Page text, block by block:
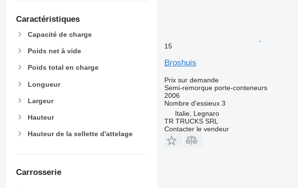
Caractéristiques
Capacité de charge
Poids net à vide
Poids total en charge
Longueur
Largeur
Hauteur
Hauteur de la sellette d'attelage
Carrosserie
15
Broshuis
Prix sur demande
Semi-remorque porte-conteneurs
2006
Nombre d'essieux 3
Italie, Legnaro
TR TRUCKS SRL
Contacter le vendeur